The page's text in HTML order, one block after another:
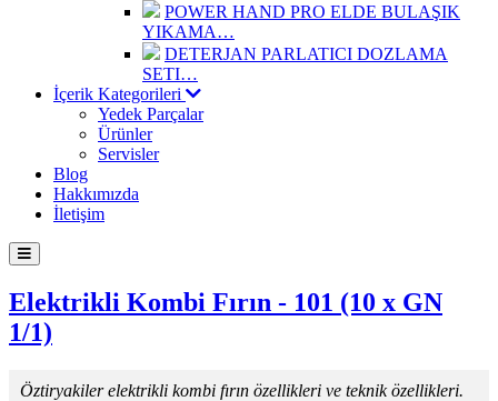
POWER HAND PRO ELDE BULAŞIK
YIKAMA…
DETERJAN PARLATICI DOZLAMA
SETI…
İçerik Kategorileri
Yedek Parçalar
Ürünler
Servisler
Blog
Hakkımızda
İletişim
Elektrikli Kombi Fırın - 101 (10 x GN
1/1)
Öztiryakiler elektrikli kombi fırın özellikleri ve teknik özellikleri.